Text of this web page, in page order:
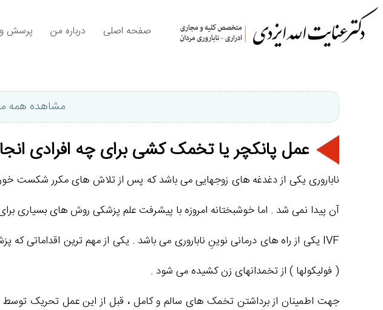
صفحه اصلی درباره من پرسش
مشاهده همه
عمل پانکچر یا تخمک کشی برای چه افرادی
ناباروری یکی از دغدغه های زوجهایی می باشد که پس از تلاش های مکرر شکست
آن پیدا نمی شد . اما خوشبختانه امروزه با پیشرفت علم پزشکی روش های بسیاری
( فولیکولها ) از تخمدانهای زن کشیده می شود .
جهت اطمینان از برداشتن تخمک‌ های سالم و کامل ، قبل از این عمل تحریک توسط